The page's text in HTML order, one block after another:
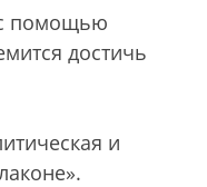
помощью
достичь
и